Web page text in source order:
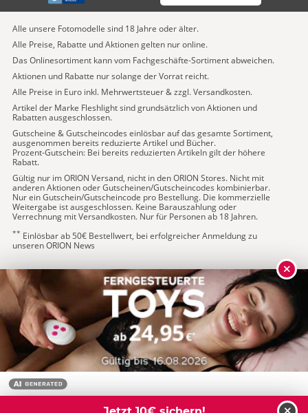
Alle unsere Fotomodelle sind 18 Jahre oder älter.
Alle Preise, Rabatte und Aktionen gelten nur online.
Das Onlinesortiment kann vom Fachgeschäfte-Sortiment abweichen.
Aktionen und Rabatte nur solange der Vorrat reicht.
Alle Preise in Euro inkl. Mehrwertsteuer & zzgl. Versandkosten.
Artikel der Marke Fleshlight sind grundsätzlich von Aktionen und
Rabatten ausgeschlossen.
Gutscheine & Gutscheincodes einlösbar auf das gesamte Sortiment,
ausgenommen bereits reduzierte Artikel und Bücher.
Prozent-Gutschein: Bei bereits reduzierten Artikeln gilt der höhere
Rabatt.
Gültig nur im ORION Versand, nicht in den ORION Stores. Nicht mit
anderen Aktionen oder Gutscheinen/Gutscheincodes kombinierbar.
Nur ein Gutschein/Gutscheincode pro Bestellung. Die kommerzielle
Weitergabe ist ausgeschlossen. Keine Barauszahlung oder
Verrechnung mit Versandkosten. Nur für Personen ab 18 Jahren.
** Einlösbar ab 50€ Bestellwert, bei erfolgreicher Anmeldung zu
unseren ORION News